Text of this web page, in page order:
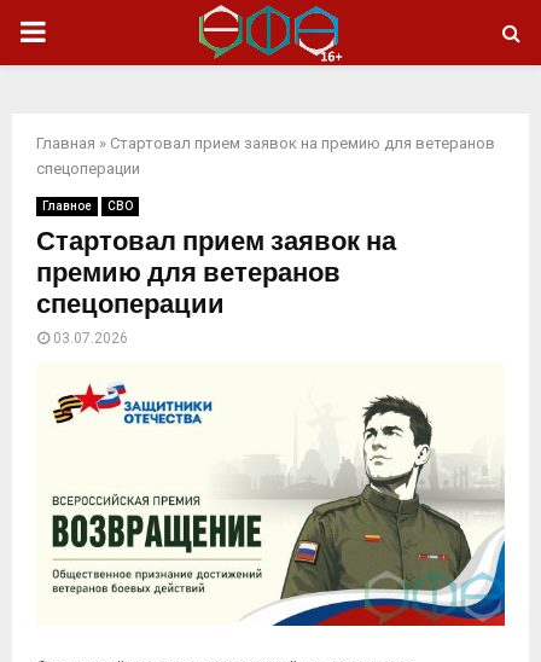
ОСНОВНОЕ
Главная » Стартовал прием заявок на премию для ветеранов
спецоперации
Главное СВО
Стартовал прием заявок на
премию для ветеранов
спецоперации
03.07.2026